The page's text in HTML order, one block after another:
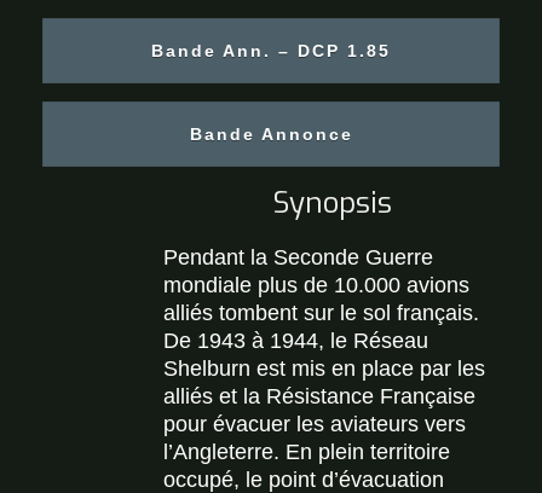
Bande Ann. – DCP 1.85
Bande Annonce
Synopsis
Pendant la Seconde Guerre
mondiale plus de 10.000 avions
alliés tombent sur le sol français.
De 1943 à 1944, le Réseau
Shelburn est mis en place par les
alliés et la Résistance Française
pour évacuer les aviateurs vers
l’Angleterre. En plein territoire
occupé, le point d’évacuation